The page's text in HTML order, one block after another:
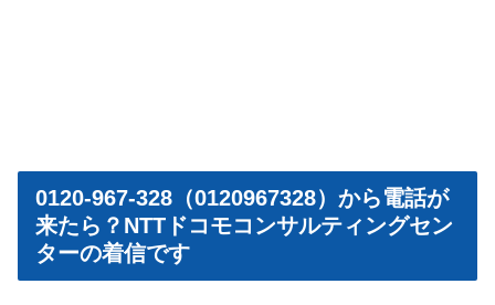
0120-967-328（0120967328）から電話が
来たら？NTTドコモコンサルティングセン
ターの着信です